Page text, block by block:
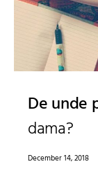
De unde
dama?
December 14, 2018